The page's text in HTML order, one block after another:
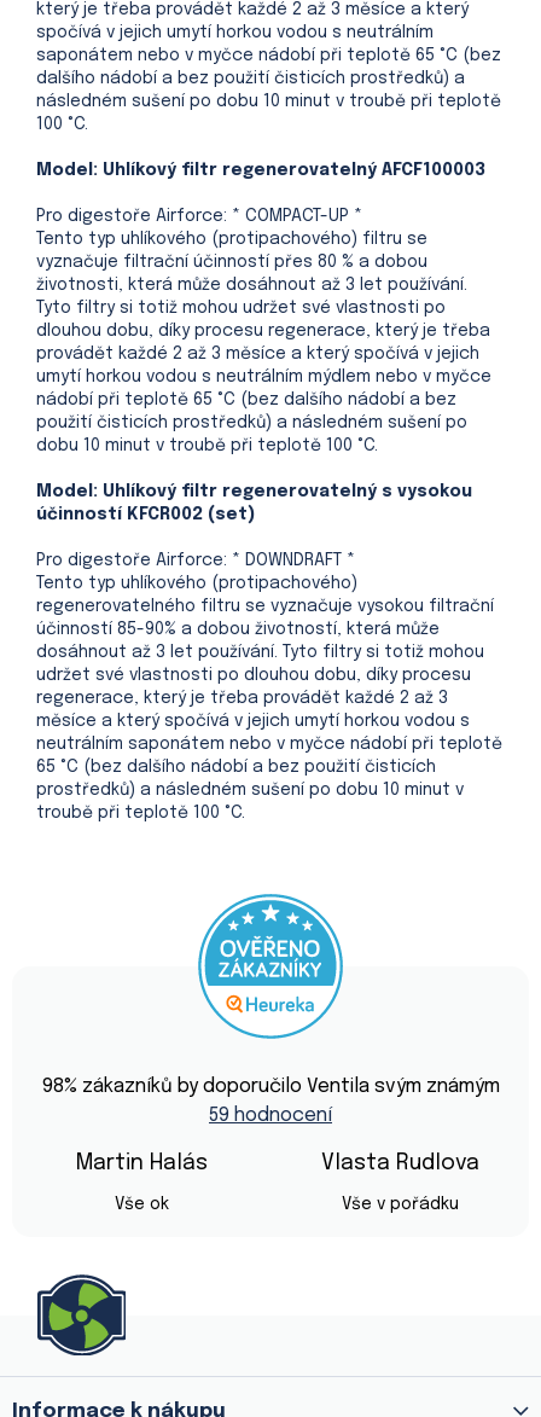
který je třeba provádět každé 2 až 3 měsíce a který
spočívá v jejich umytí horkou vodou s neutrálním
saponátem nebo v myčce nádobí při teplotě 65 °C (bez
dalšího nádobí a bez použití čisticích prostředků) a
následném sušení po dobu 10 minut v troubě při teplotě
100 °C.
Model: Uhlíkový filtr regenerovatelný AFCF100003
Pro digestoře Airforce: * COMPACT-UP *
Tento typ uhlíkového (protipachového) filtru se
vyznačuje filtrační účinností přes 80 % a dobou
životnosti, která může dosáhnout až 3 let používání.
Tyto filtry si totiž mohou udržet své vlastnosti po
dlouhou dobu, díky procesu regenerace, který je třeba
provádět každé 2 až 3 měsíce a který spočívá v jejich
umytí horkou vodou s neutrálním mýdlem nebo v myčce
nádobí při teplotě 65 °C (bez dalšího nádobí a bez
použití čisticích prostředků) a následném sušení po
dobu 10 minut v troubě při teplotě 100 °C.
Model: Uhlíkový filtr regenerovatelný s vysokou
účinností KFCR002 (set)
Pro digestoře Airforce: * DOWNDRAFT *
Tento typ uhlíkového (protipachového)
regenerovatelného filtru se vyznačuje vysokou filtrační
účinností 85-90% a dobou životností, která může
dosáhnout až 3 let používání. Tyto filtry si totiž mohou
udržet své vlastnosti po dlouhou dobu, díky procesu
regenerace, který je třeba provádět každé 2 až 3
měsíce a který spočívá v jejich umytí horkou vodou s
neutrálním saponátem nebo v myčce nádobí při teplotě
65 °C (bez dalšího nádobí a bez použití čisticích
prostředků) a následném sušení po dobu 10 minut v
troubě při teplotě 100 °C.
hodnocení
obchodu
je
hvězdiček.
98% zákazníků by doporučilo Ventila svým známým
59 hodnocení
Martin Halás
Vše ok
Vlasta Rudlova
Vše v pořádku
p
a Informace k nákupu